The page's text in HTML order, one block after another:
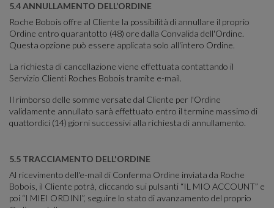
5.4 ANNULLAMENTO DELL’ORDINE
Roche Bobois offre al Cliente la possibilità di annullare il proprio
Ordine entro quarantotto (48) ore dalla Convalida dell'Ordine.
Questa opzione può essere applicata solo all'intero Ordine.
La richiesta di cancellazione viene effettuata contattando il
Servizio Clienti Roches Bobois tramite e-mail.
Il rimborso delle somme versate dal Cliente per l'Ordine
validamente annullato sarà effettuato entro il termine massimo di
quattordici (14) giorni successivi alla richiesta di annullamento.
5.5 TRACCIAMENTO DELL'ORDINE
Al ricevimento dell'e-mail di Conferma Ordine inviata da Roche
Bobois, il Cliente potrà, cliccando sui pulsanti “IL MIO ACCOUNT” e
poi “I MIEI ORDINI”, seguire lo stato di avanzamento del proprio